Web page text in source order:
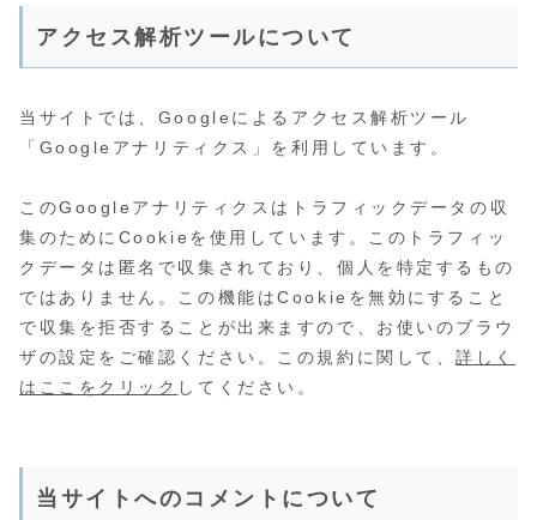
アクセス解析ツールについて
当サイトでは、Googleによるアクセス解析ツール
「Googleアナリティクス」を利用しています。
このGoogleアナリティクスはトラフィックデータの収
集のためにCookieを使用しています。このトラフィッ
クデータは匿名で収集されており、個人を特定するもの
ではありません。この機能はCookieを無効にすること
で収集を拒否することが出来ますので、お使いのブラウ
ザの設定をご確認ください。この規約に関して、詳しく
はここをクリック してください。
当サイトへのコメントについて